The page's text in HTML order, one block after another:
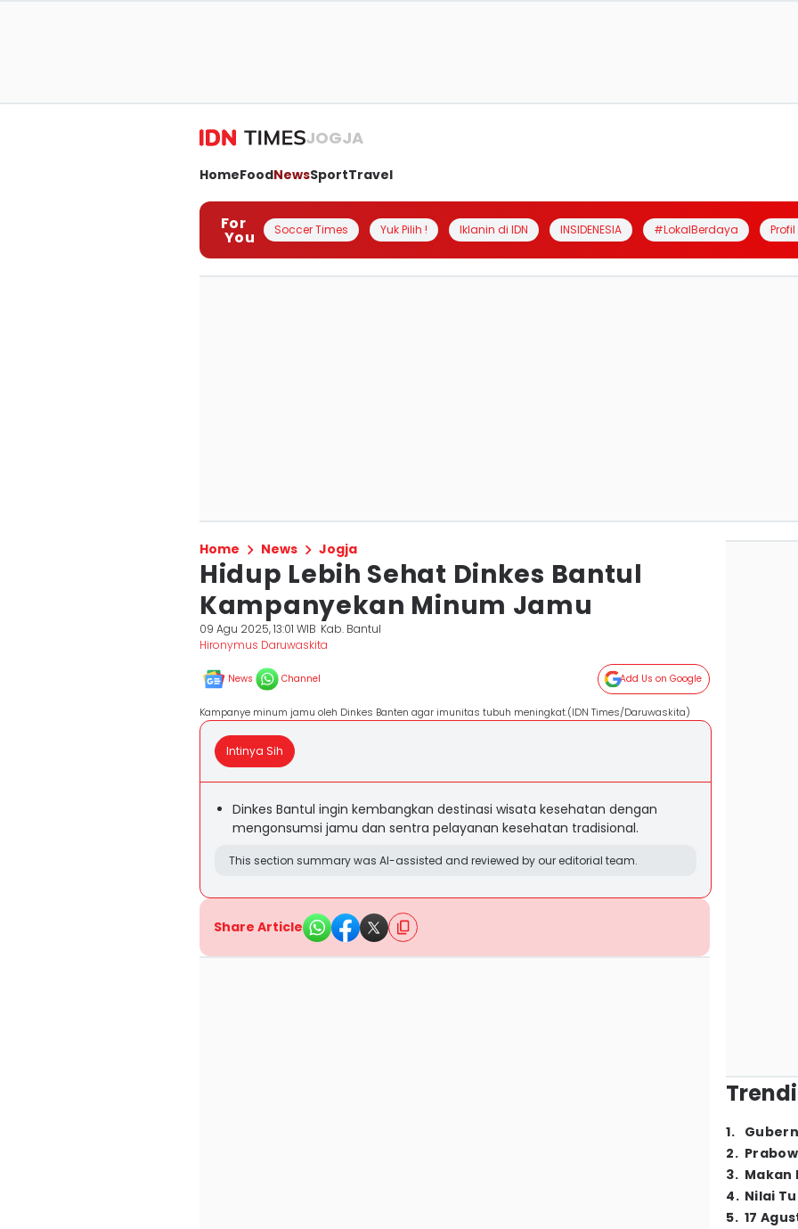
JOGJA
HomeFoodNewsSportTravel
For
You Soccer Times Yuk Pilih ! Iklanin di IDN INSIDENESIA #LokalBerdaya
Home News Jogja
Hidup Lebih Sehat Dinkes Bantul
Kampanyekan Minum Jamu ‎
09 Agu 2025, 13:01 WIB Kab. Bantul
Hironymus Daruwaskita
News Channel Add Us on Google
Kampanye minum jamu oleh Dinkes Banten agar imunitas tubuh meningkat.(IDN Times/Daruwaskita)
Intinya Sih
Dinkes Bantul ingin kembangkan destinasi wisata kesehatan dengan
mengonsumsi jamu dan sentra pelayanan kesehatan tradisional.
This section summary was AI-assisted and reviewed by our editorial team.
Share Article
1.
2.
3. Makan
4. Nilai
5. 17